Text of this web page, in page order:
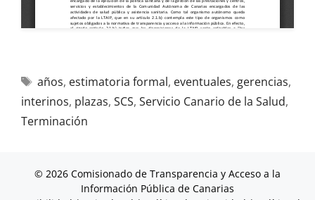
años, estimatoria formal, eventuales, gerencias,
interinos, plazas, SCS, Servicio Canario de la Salud,
Terminación
© 2026 Comisionado de Transparencia y Acceso a la
Información Pública de Canarias